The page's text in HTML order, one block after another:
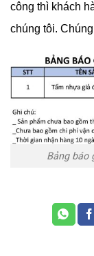
công thì khách
chúng tôi.
Bảng báo